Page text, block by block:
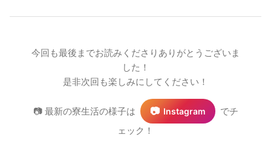
今回も最後までお読みくださりありがとうございま
した！
是非次回も楽しみにしてください！
📷 最新の寮生活の様子は 📷 Instagram
でチ
ェック！